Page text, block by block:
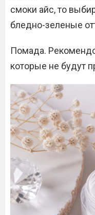
смоки айс, то
бледно-зеленые
Помада.
которые не будут